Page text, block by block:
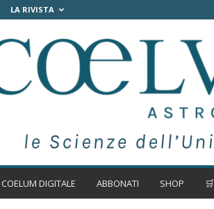
LA RIVISTA
COELUM DIGITALE ABBONATI SHOP 🛒